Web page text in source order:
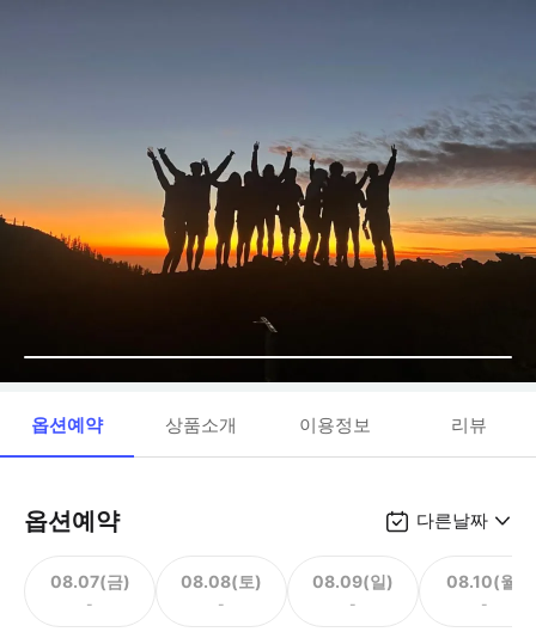
옵션예약 상품소개 이용정보 리뷰
옵션예약 다른날짜
08.07(금)
-
08.08(토)
-
08.09(일)
-
08.10(월)
-